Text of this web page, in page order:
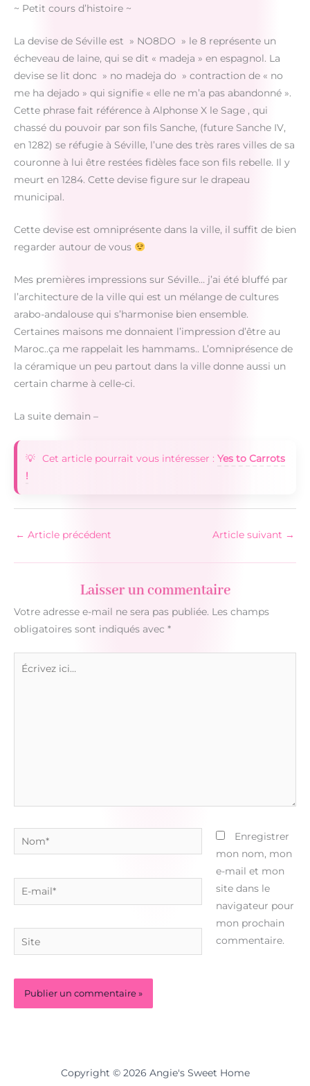
~ Petit cours d’histoire ~
La devise de Séville est » NO8DO » le 8 représente un
écheveau de laine, qui se dit « madeja » en espagnol. La
devise se lit donc » no madeja do » contraction de « no
me ha dejado » qui signifie « elle ne m’a pas abandonné ».
Cette phrase fait référence à Alphonse X le Sage , qui
chassé du pouvoir par son fils Sanche, (future Sanche IV,
en 1282) se réfugie à Séville, l’une des très rares villes de sa
couronne à lui être restées fidèles face son fils rebelle. Il y
meurt en 1284. Cette devise figure sur le drapeau
municipal.
Cette devise est omniprésente dans la ville, il suffit de bien
regarder autour de vous
Mes premières impressions sur Séville… j’ai été bluffé par
l’architecture de la ville qui est un mélange de cultures
arabo-andalouse qui s’harmonise bien ensemble.
Certaines maisons me donnaient l’impression d’être au
Maroc..ça me rappelait les hammams.. L’omniprésence de
la céramique un peu partout dans la ville donne aussi un
certain charme à celle-ci.
La suite demain –
Cet article pourrait vous intéresser : Yes to Carrots
!
← Article précédent Article suivant →
Laisser un commentaire
Votre adresse e-mail ne sera pas publiée. Les champs
obligatoires sont indiqués avec *
Nom*
E-
mail*
Site
Enregistrer
mon nom, mon
e-mail et mon
site dans le
navigateur pour
mon prochain
commentaire.
Copyright © 2026 Angie's Sweet Home